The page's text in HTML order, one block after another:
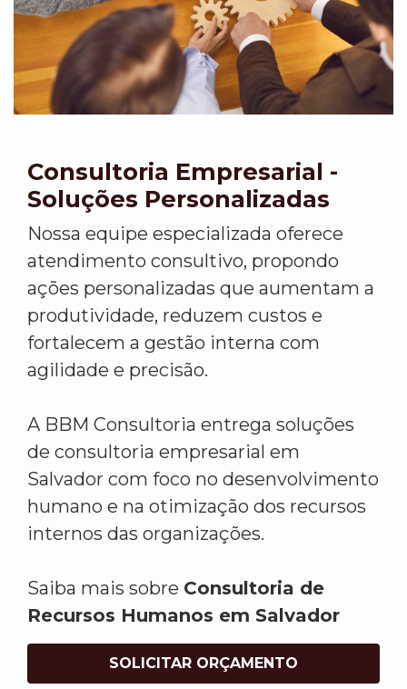
Consultoria Empresarial -
Soluções Personalizadas
Nossa equipe especializada oferece
atendimento consultivo, propondo
ações personalizadas que aumentam a
produtividade, reduzem custos e
fortalecem a gestão interna com
agilidade e precisão.
A BBM Consultoria entrega soluções
de consultoria empresarial em
Salvador com foco no desenvolvimento
humano e na otimização dos recursos
internos das organizações.
Saiba mais sobre Consultoria de
Recursos Humanos em Salvador
SOLICITAR ORÇAMENTO